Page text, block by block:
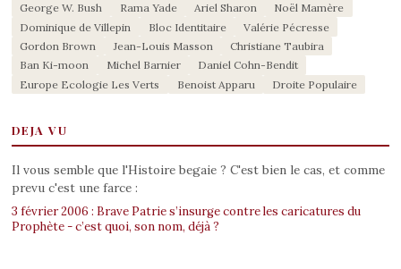
George W. Bush
Rama Yade Ariel Sharon
Noël Mamère
Dominique de Villepin
Bloc Identitaire
Valérie Pécresse
Gordon Brown
Jean-Louis Masson
Christiane Taubira
Ban Ki-moon
Michel Barnier
Daniel Cohn-Bendit
Europe Ecologie Les Verts
Benoist Apparu Droite Populaire
DEJA VU
Il vous semble que l'Histoire begaie ? C'est bien le cas, et comme
prevu c'est une farce :
3 février 2006 : Brave Patrie s’insurge contre les caricatures du
Prophète - c’est quoi, son nom, déjà ?